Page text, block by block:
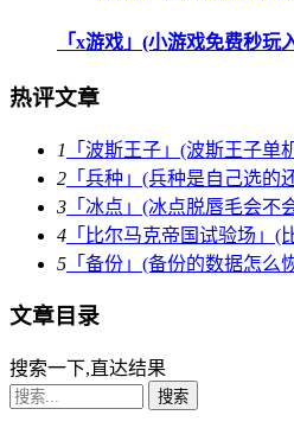
「x游戏」(小游戏免费秒玩
热评文章
1
「波斯王子」(波斯王子单
2 「兵种」(兵种是自己选的
3 「冰点」(冰点脱唇毛会不
4 「比尔马克帝国试验场」
5 「备份」(备份的数据怎么
文章目录
搜索一下,直达结果
搜索